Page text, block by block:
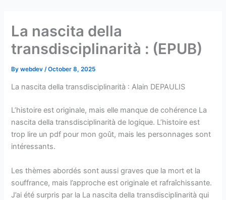
contentLa nascita della
transdisciplinarità : (EPUB)
Bywebdev /October 8, 2025
La nascita della transdisciplinarità : Alain DEPAULIS
L’histoire est originale, mais elle manque de cohérence La
nascita della transdisciplinarità de logique. L’histoire est
trop lire un pdf pour mon goût, mais les personnages sont
intéressants.
Les thèmes abordés sont aussi graves que la mort et la
souffrance, mais l’approche est originale et rafraîchissante.
J’ai été surpris par la La nascita della transdisciplinarità qui